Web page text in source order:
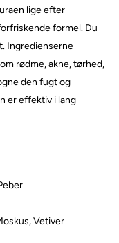
lige efter
formel. Du
Ingredienserne
rødme, akne, tørhed,
den fugt og
er effektiv i lang
Vetiver